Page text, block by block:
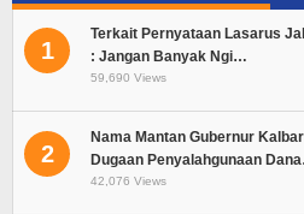
1
Terkait Pernyataan Lasarus
: Jangan Banyak Ngi…
59,690 Views
2
Nama Mantan Gubernur
Dugaan Penyalahgunaan
42,076 Views